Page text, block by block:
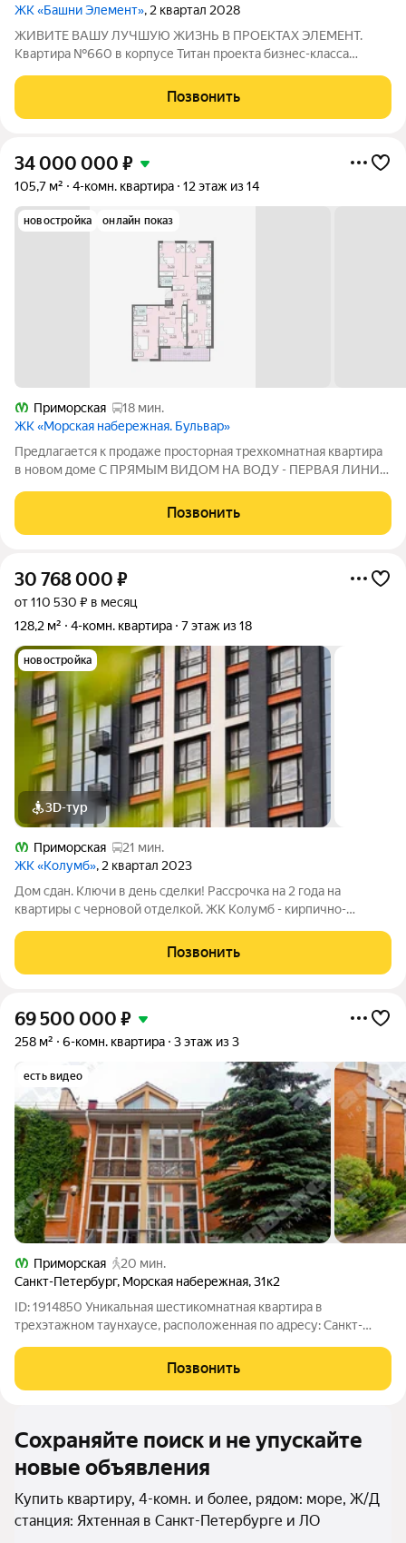
ЖК «Башни Элемент», 2 квартал 2028
ЖИВИТЕ ВАШУ ЛУЧШУЮ ЖИЗНЬ В ПРОЕКТАХ ЭЛЕМЕНТ.
Квартира №660 в корпусе Титан проекта бизнес-класса
бизнес-класса на Васильевском острове от девелоперской
Позвонить
34 000 000 ₽
105,7 м² 4-комн. квартира 12 этаж из 14
новостройка онлайн показ
Приморская
18 мин.
ЖК «Морская набережная. Бульвар»
Предлагается к продаже просторная трехкомнатная квартира
в новом доме С ПРЯМЫМ ВИДОМ НА ВОДУ - ПЕРВАЯ ЛИНИЯ,
18.79 кв. м. Квартира
Позвонить
30 768 000 ₽
от 110 530 ₽ в месяц
128,2 м²
4-комн. квартира 7 этаж из 18
новостройка
3D-тур
Приморская
21 мин.
ЖК «Колумб», 2 квартал 2023
Дом сдан. Ключи в день сделки! Рассрочка на 2 года на
квартиры с черновой отделкой. ЖК Колумб - кирпично-
технологии навесного вентилируемого фасада. ЖК нa
Вacильeвcкoм островe с закрытым
Позвонить
69 500 000 ₽
258 м² 6-комн. квартира 3 этаж из 3
есть видео
Приморская
20 мин.
Санкт-Петербург, Морская набережная,31к2
ID: 1914850 Уникальная шестикомнатная квартира в
трехэтажном таунхаусе, расположенная по адресу: Санкт-
дом 31, корпус 2. Объект находится недалеко от станции метро
«Приморская», что обеспечивает
Позвонить
Сохраняйте поиск и не упускайте
новые объявления
Купить квартиру, 4-комн. и более, рядом: море, Ж/Д
станция: Яхтенная в Санкт-Петербурге и ЛО